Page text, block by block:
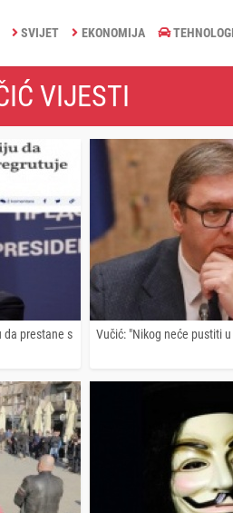
SVIJET EKONOMIJA
VIJESTI
da prestane s
Vučić: "Nikog neće pustiti